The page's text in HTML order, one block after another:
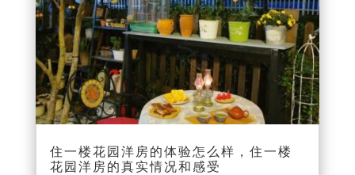
住一楼花园洋房的体验怎么样，住一楼
花园洋房的真实情况和感受